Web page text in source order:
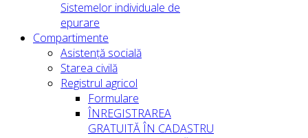
Sistemelor individuale de
epurare
Compartimente
Asistență socială
Starea civilă
Registrul agricol
Formulare
ÎNREGISTRAREA
GRATUITĂ ÎN CADASTRU